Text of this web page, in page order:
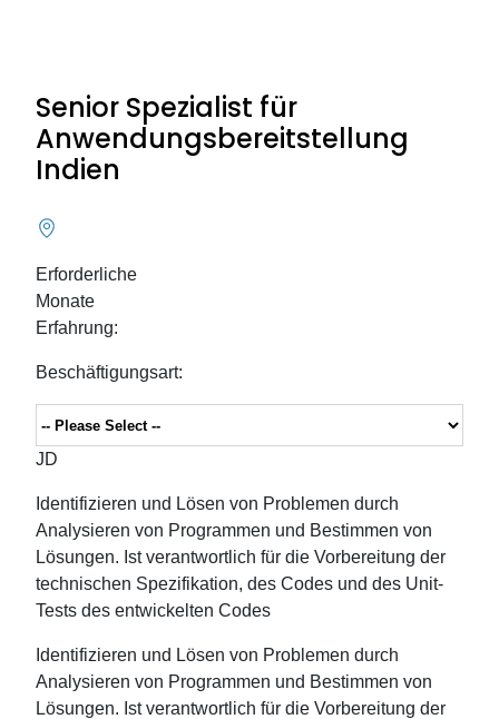
Senior Spezialist für
Anwendungsbereitstellung
Indien
Erforderliche
Monate
Erfahrung:
Beschäftigungsart:
JD
Identifizieren und Lösen von Problemen durch
Analysieren von Programmen und Bestimmen von
Lösungen. Ist verantwortlich für die Vorbereitung der
technischen Spezifikation, des Codes und des Unit-
Tests des entwickelten Codes
Identifizieren und Lösen von Problemen durch
Analysieren von Programmen und Bestimmen von
Lösungen. Ist verantwortlich für die Vorbereitung der